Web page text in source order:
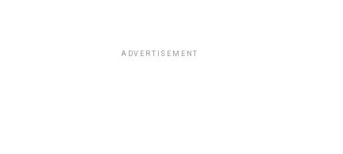
ADVERTISEMENT